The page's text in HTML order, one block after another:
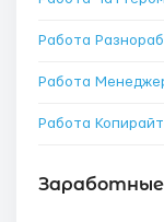
Работа
Работа
Работа